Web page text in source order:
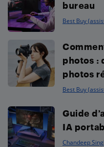
bureau
Best Buy
photos :
photos
Best Buy
Guide
IA
Chandeep